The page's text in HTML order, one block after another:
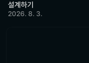
설계하기
2026. 8. 3.